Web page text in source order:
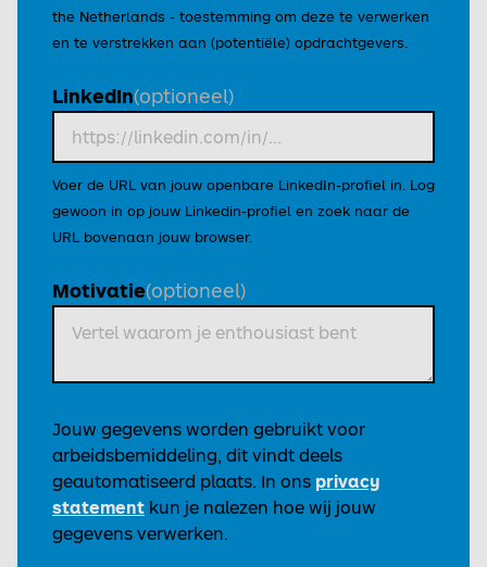
the Netherlands - toestemming om deze te verwerken
en te verstrekken aan (potentiële) opdrachtgevers.
LinkedIn(optioneel)
Voer de URL van jouw openbare LinkedIn-profiel in. Log
gewoon in op jouw Linkedin-profiel en zoek naar de
URL bovenaan jouw browser.
Motivatie(optioneel)
Jouw gegevens worden gebruikt voor
arbeidsbemiddeling, dit vindt deels
geautomatiseerd plaats. In ons privacy
statement kun je nalezen hoe wij jouw
gegevens verwerken.